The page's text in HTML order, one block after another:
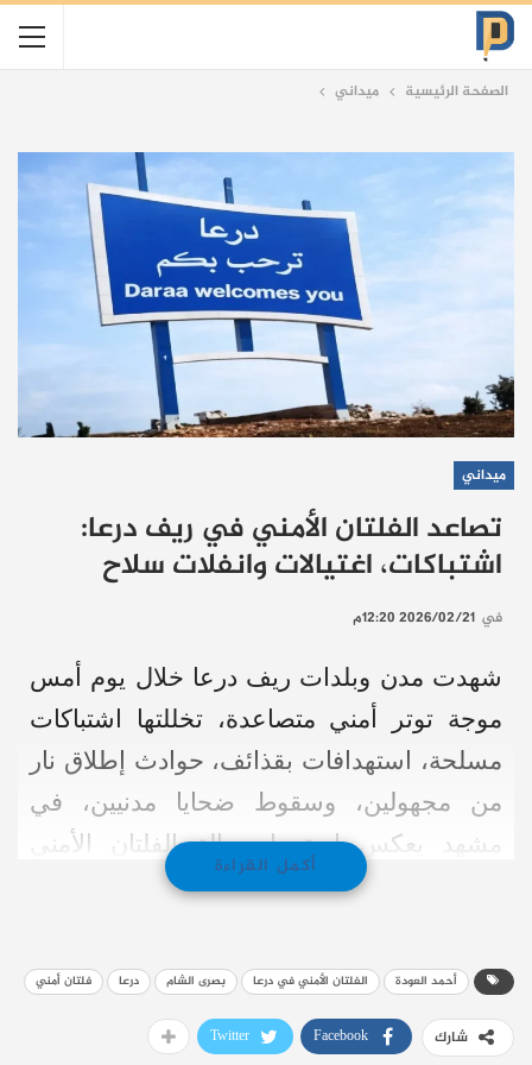
الصفحة الرئيسية ميداني
ميداني
تصاعد الفلتان الأمني في ريف درعا:
اشتباكات، اغتيالات وانفلات سلاح
في 2026/02/21 12:20م
شهدت مدن وبلدات ريف درعا خلال يوم أمس
موجة توتر أمني متصاعدة، تخللتها اشتباكات
مسلحة، استهدافات بقذائف، حوادث إطلاق نار
من مجهولين، وسقوط ضحايا مدنيين، في
مشهد يعكس استمرار حالة الفلتان الأمني
وغياب الاستقرار الفعلي في المنطقة.
سلسلة حوادث متزامنة:
الجسري في منطقة اللجاة جراء إصابته بطلق
أكمل القراءة
أحمد العودة الفلتان الأمني في درعا بصرى الشام درعا فلتان أمني
شارك Facebook
Twitter